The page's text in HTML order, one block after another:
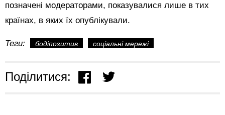
позначені модераторами, показувалися лише в тих
країнах, в яких їх опублікували.
Теги: бодіпозитив соціальні мережі
Поділитися: